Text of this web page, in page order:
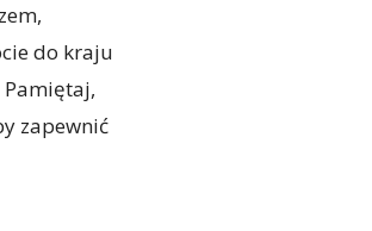
do kraju
Pamiętaj,
zapewnić